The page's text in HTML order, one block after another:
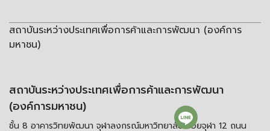
สถาบันระหว่างประเทศเพื่อการค้าและการพัฒนา (องค์การ
มหาชน)
สถาบันระหว่างประเทศเพื่อการค้าและการพัฒนา
(องค์การมหาชน)
ชั้น 8 อาคารวิทยพัฒนา จุฬาลงกรณ์มหาวิทยาลัย ซอยจุฬา 12 ถนน